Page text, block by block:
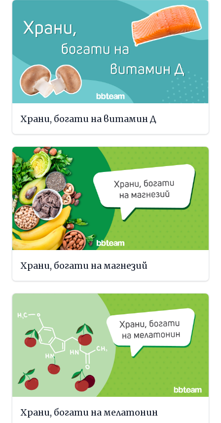
Храни, богати на витамин Д
Храни, богати на магнезий
Храни, богати на мелатонин